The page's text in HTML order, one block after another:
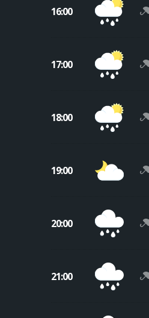
16:00
17:00
18:00
19:00
20:00
21:00